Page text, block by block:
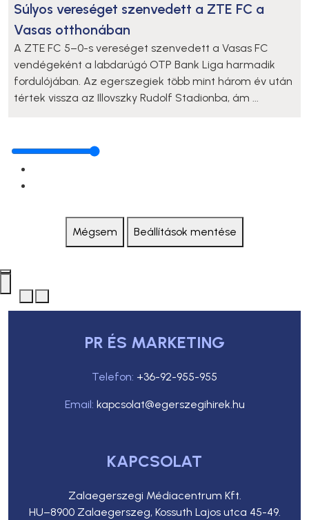
Súlyos vereséget szenvedett a ZTE FC a
Vasas otthonában
A ZTE FC 5–0-s vereséget szenvedett a Vasas FC
vendégeként a labdarúgó OTP Bank Liga harmadik
fordulójában. Az egerszegiek több mint három év után
tértek vissza az Illovszky Rudolf Stadionba, ám ...
Mégsem Beállítások mentése
PR ÉS MARKETING
Telefon: +36-92-955-955
Email: kapcsolat@egerszegihirek.hu
KAPCSOLAT
Zalaegerszegi Médiacentrum Kft.
HU–8900 Zalaegerszeg, Kossuth Lajos utca 45-49.